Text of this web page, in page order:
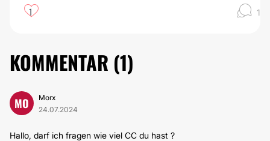
1 1
KOMMENTAR (1)
MO
Morx
24.07.2024
Hallo, darf ich fragen wie viel CC du hast ?